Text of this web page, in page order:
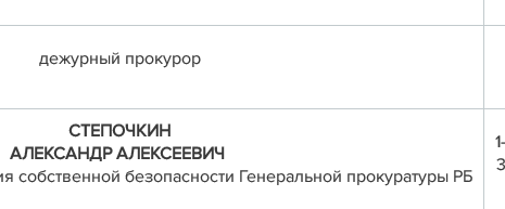
дежурный прокурор
СТЕПОЧКИН
АЛЕКСАНДР АЛЕКСЕЕВИЧ
собственной безопасности Генеральной прокуратуры РБ